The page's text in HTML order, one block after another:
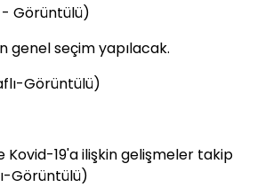
Görüntülü)
genel seçim yapılacak.
Görüntülü)
Kovid-19'a ilişkin gelişmeler takip
Görüntülü)